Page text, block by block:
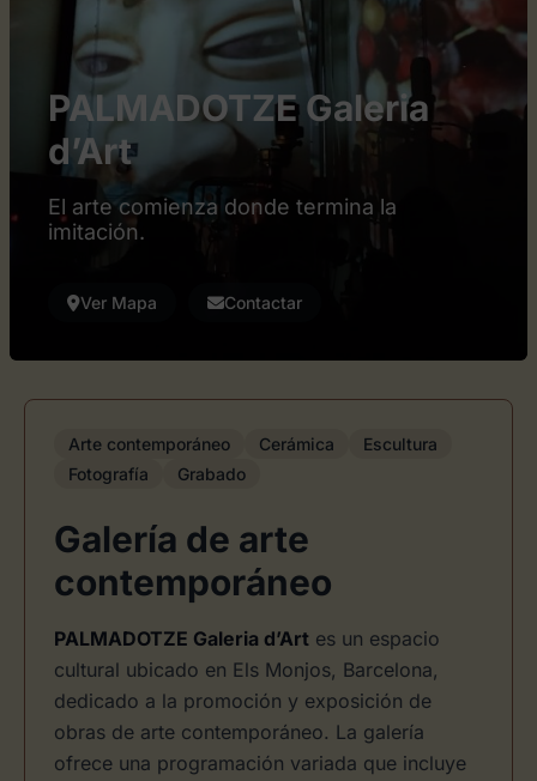
PALMADOTZE Galeria
d’Art
El arte comienza donde termina la
imitación.
Ver Mapa Contactar
Arte contemporáneo Cerámica
Escultura
Fotografía
Grabado
Galería de arte
contemporáneo
PALMADOTZE Galeria d’Art es un espacio
cultural ubicado en Els Monjos, Barcelona,
dedicado a la promoción y exposición de
obras de arte contemporáneo. La galería
ofrece una programación variada que incluye